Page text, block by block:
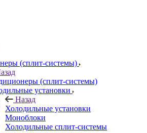
(сплит-системы)
(сплит-системы)
установки
Назад
Холодильные установки
Моноблоки
Холодильные сплит-системы